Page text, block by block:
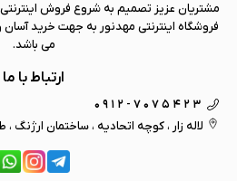
مشتریان عزیز تصمیم به شروع فروش
فروشگاه اینترنتی مهد نور به جهت خرید آسان
می باشد.
ارتباط با ما
0912-7075423
لاله زار ، کوچه اتحادیه ، ساختمان ارژنگ ،